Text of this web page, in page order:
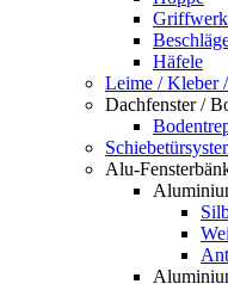
Griffwerk
Häfele
Leime / Kleber
Dachfenster /
Alu-